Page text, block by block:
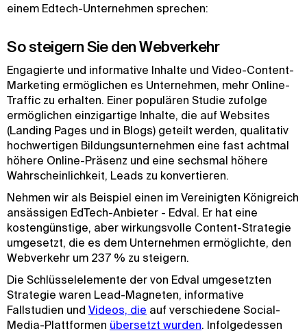
einem Edtech-Unternehmen sprechen:
So steigern Sie den Webverkehr
Engagierte und informative Inhalte und Video-Content-
Marketing ermöglichen es Unternehmen, mehr Online-
Traffic zu erhalten. Einer populären Studie zufolge
ermöglichen einzigartige Inhalte, die auf Websites
(Landing Pages und in Blogs) geteilt werden, qualitativ
hochwertigen Bildungsunternehmen eine fast achtmal
höhere Online-Präsenz und eine sechsmal höhere
Wahrscheinlichkeit, Leads zu konvertieren.
Nehmen wir als Beispiel einen im Vereinigten Königreich
ansässigen EdTech-Anbieter - Edval. Er hat eine
kostengünstige, aber wirkungsvolle Content-Strategie
umgesetzt, die es dem Unternehmen ermöglichte, den
Webverkehr um 237 % zu steigern.
Die Schlüsselelemente der von Edval umgesetzten
Strategie waren Lead-Magneten, informative
Fallstudien und Videos, die auf verschiedene Social-
Media-Plattformen übersetzt wurden. Infolgedessen